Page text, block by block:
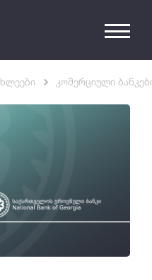
კომერციული